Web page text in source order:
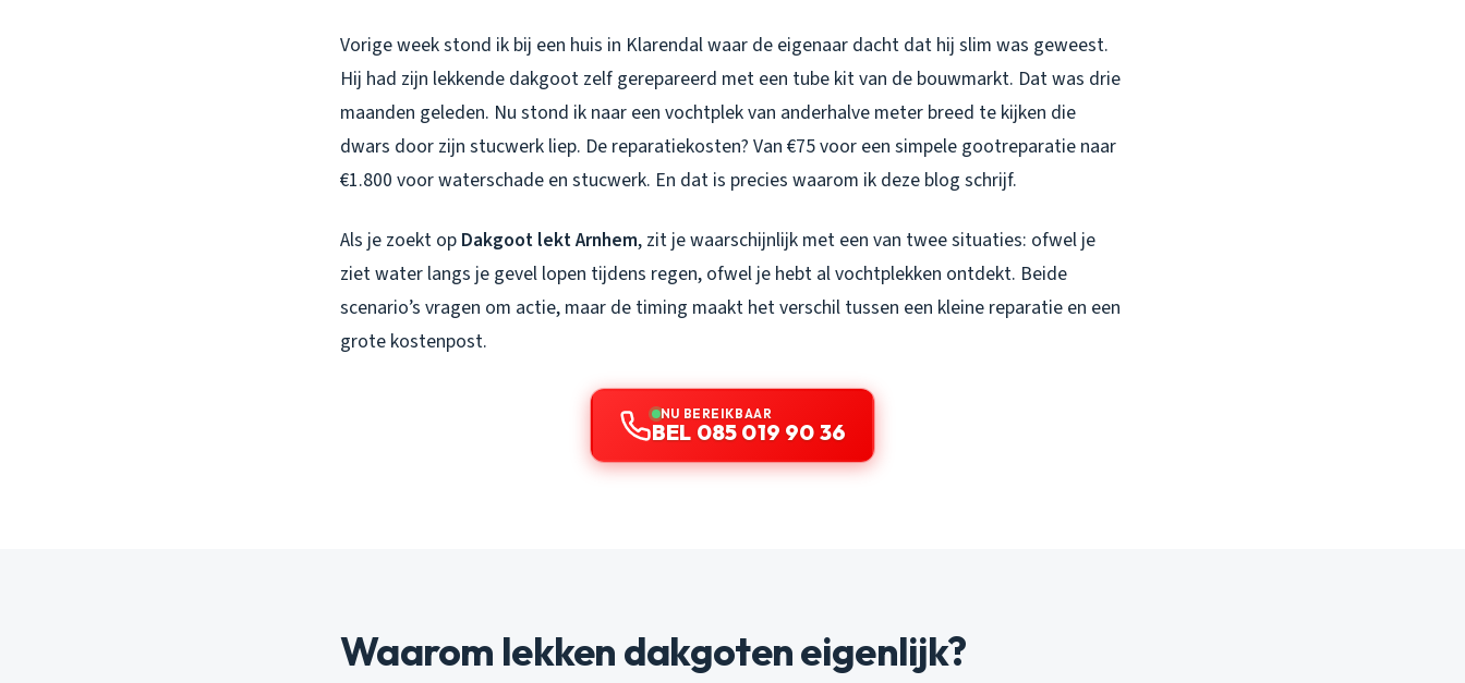
Vorige week stond ik bij een huis in Klarendal waar de eigenaar dacht dat hij slim was geweest.
Hij had zijn lekkende dakgoot zelf gerepareerd met een tube kit van de bouwmarkt. Dat was drie
maanden geleden. Nu stond ik naar een vochtplek van anderhalve meter breed te kijken die
dwars door zijn stucwerk liep. De reparatiekosten? Van €75 voor een simpele gootreparatie naar
€1.800 voor waterschade en stucwerk. En dat is precies waarom ik deze blog schrijf.
Als je zoekt op Dakgoot lekt Arnhem, zit je waarschijnlijk met een van twee situaties: ofwel je
ziet water langs je gevel lopen tijdens regen, ofwel je hebt al vochtplekken ontdekt. Beide
scenario’s vragen om actie, maar de timing maakt het verschil tussen een kleine reparatie en een
grote kostenpost.
NU BEREIKBAAR
BEL 085 019 90 36
Waarom lekken dakgoten eigenlijk?